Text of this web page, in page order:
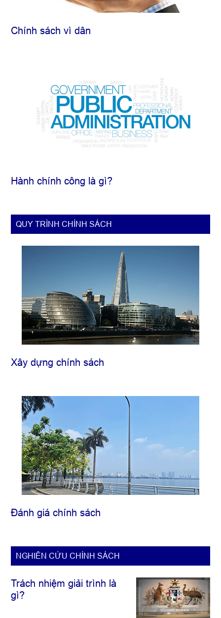
Chính sách vì dân
Hành chính công là gì?
QUY TRÌNH CHÍNH SÁCH
Xây dựng chính sách
Đánh giá chính sách
NGHIÊN CỨU CHÍNH SÁCH
Trách nhiệm giải trình là
gì?